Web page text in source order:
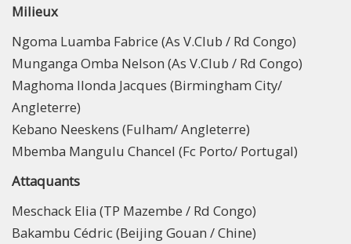
Milieux
Ngoma Luamba Fabrice (As V.Club / Rd Congo)
Munganga Omba Nelson (As V.Club / Rd Congo)
Maghoma Ilonda Jacques (Birmingham City/
Angleterre)
Kebano Neeskens (Fulham/ Angleterre)
Mbemba Mangulu Chancel (Fc Porto/ Portugal)
Attaquants
Meschack Elia (TP Mazembe / Rd Congo)
Bakambu Cédric (Beijing Gouan / Chine)